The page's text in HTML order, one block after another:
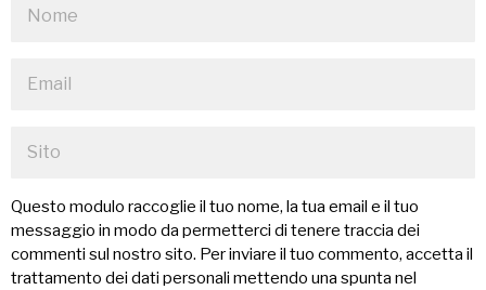
Questo modulo raccoglie il tuo nome, la tua email e il tuo
messaggio in modo da permetterci di tenere traccia dei
commenti sul nostro sito. Per inviare il tuo commento, accetta il
trattamento dei dati personali mettendo una spunta nel